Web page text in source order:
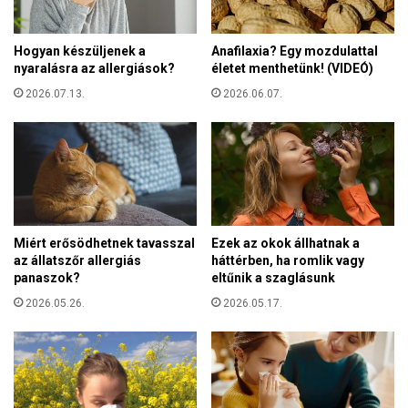
r
t
a
v
s
M
r
i
a
-
a
r
n
y
e
v
k
u
l
t
ú
á
t
a
L
Hogyan készüljenek a
nyaralásra az allergiások?
2026.07.13.
Anafilaxia? Egy mozdulattal
életet menthetünk! (VIDEÓ)
2026.06.07.
Miért erősödhetnek tavasszal
az állatszőr allergiás
panaszok?
2026.05.26.
Ezek az okok állhatnak a
háttérben, ha romlik vagy
eltűnik a szaglásunk
2026.05.17.